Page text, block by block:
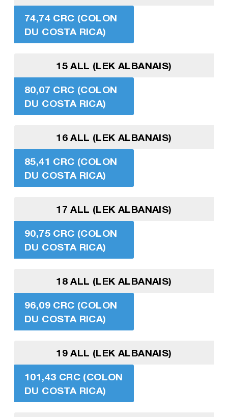
74,74 CRC (COLON
DU COSTA RICA)
15 ALL (LEK ALBANAIS)
80,07 CRC (COLON
DU COSTA RICA)
16 ALL (LEK ALBANAIS)
85,41 CRC (COLON
DU COSTA RICA)
17 ALL (LEK ALBANAIS)
90,75 CRC (COLON
DU COSTA RICA)
18 ALL (LEK ALBANAIS)
96,09 CRC (COLON
DU COSTA RICA)
19 ALL (LEK ALBANAIS)
101,43 CRC (COLON
DU COSTA RICA)